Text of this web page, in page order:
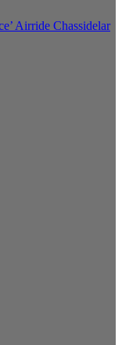
Airride Chassidelar